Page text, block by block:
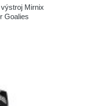
Mirnix
Goalies